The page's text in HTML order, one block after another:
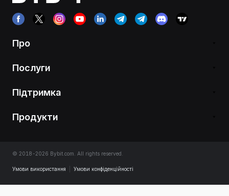
Про
Послуги
Підтримка
Продукти
© 2018-2026 Bybit.com. All rights reserved.
Умови використання Умови конфіденційності